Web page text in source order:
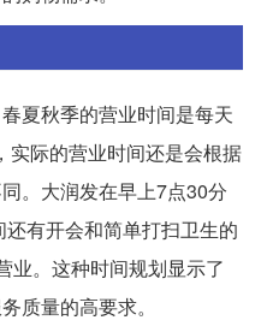
夏秋季的营业时间是每天
实际的营业时间还是会根据
。大润发在早上7点30分
有开会和简单打扫卫生的
业。这种时间规划显示了
质量的高要求。